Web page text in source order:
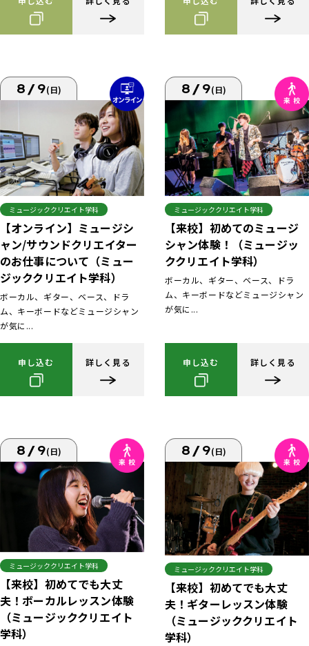
8/9(日)
ミュージッククリエイト学科
【オンライン】ミュージシ
ャン/サウンドクリエイター
のお仕事について（ミュー
ジッククリエイト学科）
ボーカル、ギター、ベース、ドラ
ム、キーボードなどミュージシャン
が気に...
申し込む 詳しく見る
8/9(日)
ミュージッククリエイト学科
【来校】初めてのミュージ
シャン体験！（ミュージッ
ククリエイト学科）
ボーカル、ギター、ベース、ドラ
ム、キーボードなどミュージシャン
が気に...
申し込む 詳しく見る
8/9(日)
ミュージッククリエイト学科
【来校】初めてでも大丈
夫！ボーカルレッスン体験
（ミュージッククリエイト
学科）
8/9(日)
ミュージッククリエイト学科
【来校】初めてでも大丈
夫！ギターレッスン体験
（ミュージッククリエイト
学科）